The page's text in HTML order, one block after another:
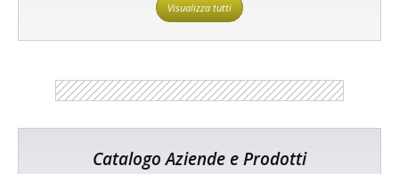
Visualizza tutti
Catalogo Aziende e Prodotti